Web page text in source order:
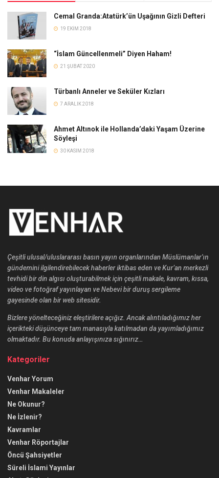
Cemal Granda:Atatürk’ün Uşağının Gizli Defteri
19 EKIM 2018
“İslam Güncellenmeli” Diyen Haham!
21 ŞUBAT 2020
Türbanlı Anneler ve Seküler Kızları
7 ARALIK 2018
Ahmet Altınok ile Hollanda’daki Yaşam Üzerine
Söyleşi
30 KASIM 2018
Çeşitli ulusal/uluslararası basın yayın organlarından Müslümanlar’ın
gündemini ilgilendirebilecek haberler iktibas eden ve Kur’an merkezli
tevhidi bir din algısı oluşturabilmek için çeşitli makale, kavram, kıssa,
video ve fotoğraf yayınlayan ve Nebevi bir duruş sergileme
gayesinde olan bir web sitesidir.
Bizlere yönelteceğiniz eleştirilere açığız. Ancak alıntıladığımız her
içerikteki düşünceye tam manasıyla katılmadan da yayımladığımız
olmaktadır. Bu konuda anlayışınıza sığınırız…
Kategoriler
Venhar Yorum
Venhar Makaleler
Ne Okunur?
Ne İzlenir?
Kavramlar
Venhar Röportajlar
Öncü Şahsiyetler
Süreli İslami Yayınlar